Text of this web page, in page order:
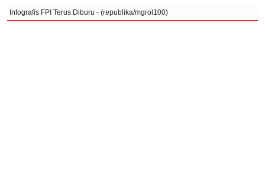
Infografis FPI Terus Diburu - (republika/mgrol100)